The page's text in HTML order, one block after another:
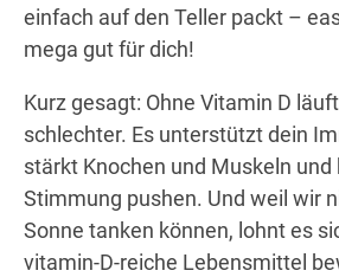
einfach auf den Teller packt –
mega gut für dich!
Kurz gesagt: Ohne Vitamin D
schlechter. Es unterstützt dein
stärkt Knochen und Muskeln und
Stimmung pushen. Und weil wir
Sonne tanken können, lohnt es
vitamin-D-reiche Lebensmittel